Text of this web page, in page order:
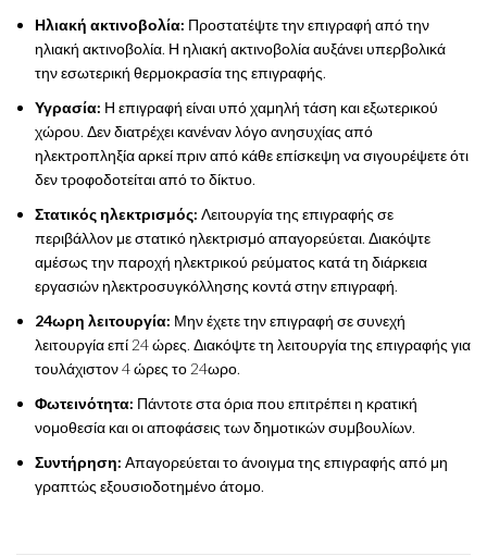
Ηλιακή ακτινοβολία: Προστατέψτε την επιγραφή από την
ηλιακή ακτινοβολία. Η ηλιακή ακτινοβολία αυξάνει υπερβολικά
την εσωτερική θερμοκρασία της επιγραφής.
Υγρασία: Η επιγραφή είναι υπό χαμηλή τάση και εξωτερικού
χώρου. Δεν διατρέχει κανέναν λόγο ανησυχίας από
ηλεκτροπληξία αρκεί πριν από κάθε επίσκεψη να σιγουρέψετε ότι
δεν τροφοδοτείται από το δίκτυο.
Στατικός ηλεκτρισμός: Λειτουργία της επιγραφής σε
περιβάλλον με στατικό ηλεκτρισμό απαγορεύεται. Διακόψτε
αμέσως την παροχή ηλεκτρικού ρεύματος κατά τη διάρκεια
εργασιών ηλεκτροσυγκόλλησης κοντά στην επιγραφή.
24ωρη λειτουργία: Μην έχετε την επιγραφή σε συνεχή
λειτουργία επί 24 ώρες. Διακόψτε τη λειτουργία της επιγραφής για
τουλάχιστον 4 ώρες το 24ωρο.
Φωτεινότητα: Πάντοτε στα όρια που επιτρέπει η κρατική
νομοθεσία και οι αποφάσεις των δημοτικών συμβουλίων.
Συντήρηση: Απαγορεύεται το άνοιγμα της επιγραφής από μη
γραπτώς εξουσιοδοτημένο άτομο.